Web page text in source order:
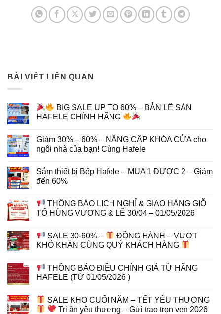
BÀI VIẾT LIÊN QUAN
BIG SALE UP TO 60% – BẢN LỀ SÀN
HAFELE CHÍNH HÃNG
Giảm 30% – 60% – NÂNG CẤP KHÓA CỬA cho
ngôi nhà của bạn! Cùng Hafele
Sắm thiết bị Bếp Hafele – MUA 1 ĐƯỢC 2 – Giảm
đến 60%
THÔNG BÁO LỊCH NGHỈ & GIAO HÀNG GIỖ
TỔ HÙNG VƯƠNG & LỄ 30/04 – 01/05/2026
SALE 30-60% –
ĐỒNG HÀNH – VƯỢT
KHÓ KHĂN CÙNG QUÝ KHÁCH HÀNG
THÔNG BÁO ĐIỀU CHỈNH GIÁ TỪ HÃNG
HAFELE (TỪ 01/05/2026 )
SALE KHO CUỐI NĂM – TẾT YÊU THƯƠNG
Tri ân yêu thương – Gửi trao trọn vẹn 2026